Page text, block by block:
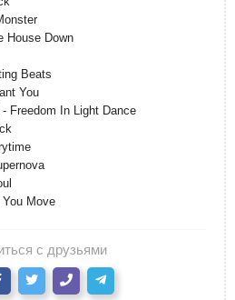
House Down
Beats
You
Freedom In Light Dance
Move
с друзьями